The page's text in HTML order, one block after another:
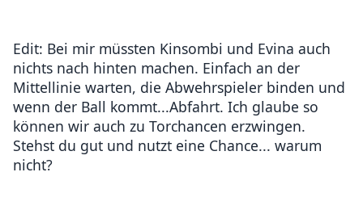
Edit: Bei mir müssten Kinsombi und Evina auch
nichts nach hinten machen. Einfach an der
Mittellinie warten, die Abwehrspieler binden und
wenn der Ball kommt...Abfahrt. Ich glaube so
können wir auch zu Torchancen erzwingen.
Stehst du gut und nutzt eine Chance... warum
nicht?